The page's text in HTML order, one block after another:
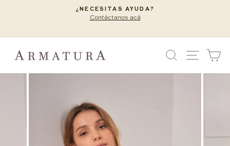
contenido
diapositivas
¿NECESITAS AYUDA?
Contáctanos acá
BUSCAR